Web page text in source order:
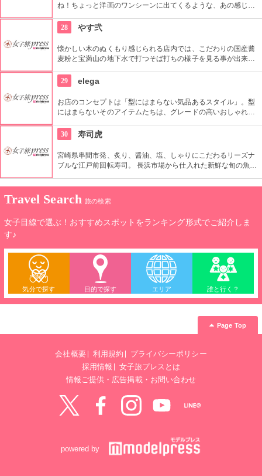
ね！ちょっと洋画のワンシーンに出てくるような、あの感じ！
味しく楽しくお酒が飲めそうです。世界から集めたビール、サ
イダーが40種類以上、カクテルも500円〜とリーズナブルで
す。
28 やす弐
懐かしい木のぬくもり感じられる店内では、こだわりの国産蕎
麦粉と宝満山の地下水で打つそば打ちの様子を見る事が出来ま
宰府名物の梅ヶ枝餅を一緒に楽しめるので、お昼休憩にも最適
なお店です。
29 elega
お店のコンセプトは「型にはまらない気品あるスタイル」。型
にはまらないそのアイテムたちは、グレードの高いおしゃれを
でなく、アートやライフスライルなどにも気品ある、ワンラン
ク上の提案をしてくれるショップです。
30 寿司虎
宮崎県串間市発、炙り、醤油、塩、しゃりにこだわるリーズナ
ブルな江戸前回転寿司。 長浜市場から仕入れた新鮮な旬の魚介
ものまで様々。 旬の魚介を安価に楽しみたい方におすすめで
Travel Search 旅の検索
女子目線で選ぶ！おすすめスポットをランキング形式でご紹介しま
す♪
気分で探す 目的で探す エリア 誰と行く？
Page Top
会社概要 利用規約
プライバシーポリシー
採用情報
女子旅プレスとは
情報ご提供・広告掲載・お問い合わせ
powered by